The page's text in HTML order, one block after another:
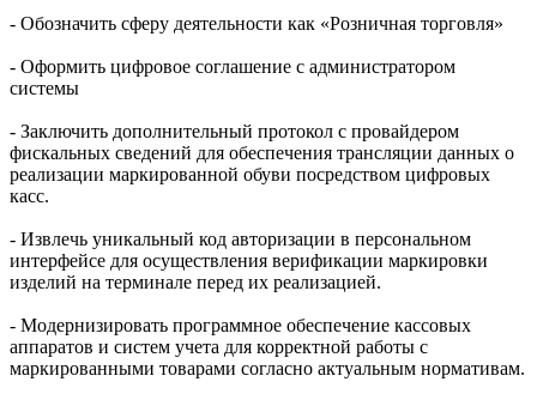
- Обозначить сферу деятельности как «Розничная торговля»
- Оформить цифровое соглашение с администратором
системы
- Заключить дополнительный протокол с провайдером
фискальных сведений для обеспечения трансляции данных о
реализации маркированной обуви посредством цифровых
касс.
- Извлечь уникальный код авторизации в персональном
интерфейсе для осуществления верификации маркировки
изделий на терминале перед их реализацией.
- Модернизировать программное обеспечение кассовых
аппаратов и систем учета для корректной работы с
маркированными товарами согласно актуальным нормативам.